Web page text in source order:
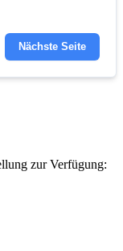
Nächste Seite
zur Verfügung: